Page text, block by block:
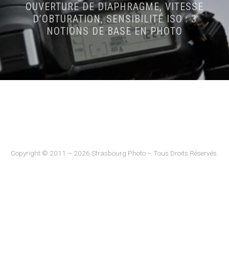
OUVERTURE DE DIAPHRAGME, VITESSE
D’OBTURATION, SENSIBILITÉ ISO : 3
NOTIONS DE BASE EN PHOTO
Copyright © 2011 – 2026 Strasbourg Photo – Tous Droits Réservés.